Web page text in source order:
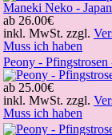
Maneki Neko -
ab 26.00€
inkl. MwSt. zzgl.
Muss ich haben
Peony -
ab 25.00€
inkl. MwSt. zzgl.
Muss ich haben